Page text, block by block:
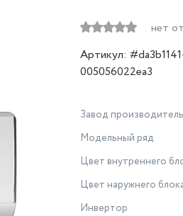
нет
Артикул:
005056022ea3
Завод производитель
Модельный ряд
Цвет внутреннего
Цвет наружнего
Инвертор